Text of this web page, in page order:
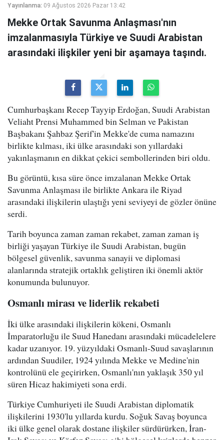
Yayınlanma: 09 Ağustos 2026 Pazar 13:42
Mekke Ortak Savunma Anlaşması'nın
imzalanmasıyla Türkiye ve Suudi Arabistan
arasındaki ilişkiler yeni bir aşamaya taşındı.
Cumhurbaşkanı Recep Tayyip Erdoğan, Suudi Arabistan
Veliaht Prensi Muhammed bin Selman ve Pakistan
Başbakanı Şahbaz Şerif'in Mekke'de cuma namazını
birlikte kılması, iki ülke arasındaki son yıllardaki
yakınlaşmanın en dikkat çekici sembollerinden biri oldu.
Bu görüntü, kısa süre önce imzalanan Mekke Ortak
Savunma Anlaşması ile birlikte Ankara ile Riyad
arasındaki ilişkilerin ulaştığı yeni seviyeyi de gözler önüne
serdi.
Tarih boyunca zaman zaman rekabet, zaman zaman iş
birliği yaşayan Türkiye ile Suudi Arabistan, bugün
bölgesel güvenlik, savunma sanayii ve diplomasi
alanlarında stratejik ortaklık geliştiren iki önemli aktör
konumunda bulunuyor.
Osmanlı mirası ve liderlik rekabeti
İki ülke arasındaki ilişkilerin kökeni, Osmanlı
İmparatorluğu ile Suud Hanedanı arasındaki mücadelelere
kadar uzanıyor. 19. yüzyıldaki Osmanlı-Suud savaşlarının
ardından Suudiler, 1924 yılında Mekke ve Medine'nin
kontrolünü ele geçirirken, Osmanlı'nın yaklaşık 350 yıl
süren Hicaz hakimiyeti sona erdi.
Türkiye Cumhuriyeti ile Suudi Arabistan diplomatik
ilişkilerini 1930'lu yıllarda kurdu. Soğuk Savaş boyunca
iki ülke genel olarak dostane ilişkiler sürdürürken, İran-